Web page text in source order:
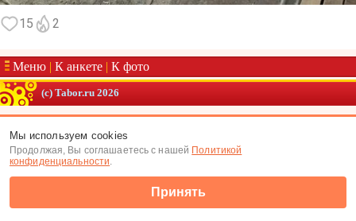
15 2
Меню | К анкете | К фото
(c) Tabor.ru 2026
Мы используем cookies
Продолжая, Вы соглашаетесь с нашей Политикой
конфиденциальности.
Принять